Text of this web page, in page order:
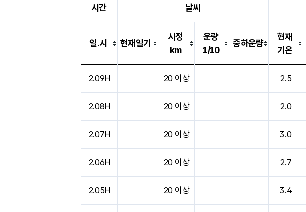
시간 날씨
일.시 현재일기
시정
km
운량
1/10
중하운량
현재
기온
2.09H 20 이상 2.5
2.08H 20 이상 2.0
2.07H 20 이상 3.0
2.06H 20 이상 2.7
2.05H 20 이상 3.4